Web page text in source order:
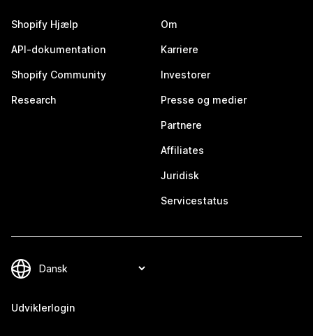
Shopify Hjælp
API-dokumentation
Shopify Community
Research
Om
Karriere
Investorer
Presse og medier
Partnere
Affiliates
Juridisk
Servicestatus
Udviklerlogin